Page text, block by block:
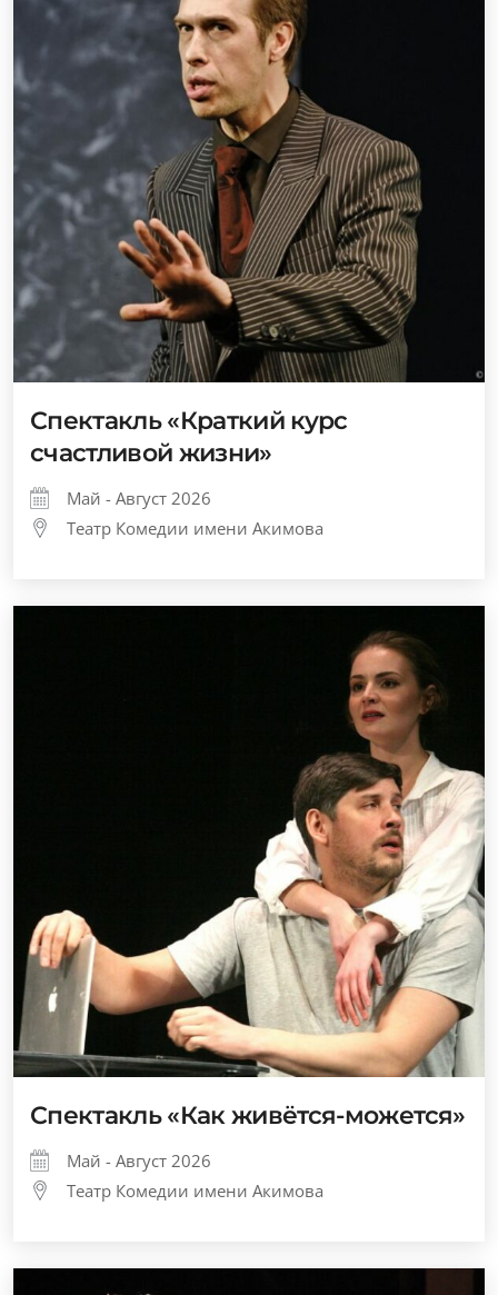
Спектакль «Краткий курс
счастливой жизни»
Май - Август 2026
Театр Комедии имени Акимова
Спектакль «Как живётся-можется»
Май - Август 2026
Театр Комедии имени Акимова